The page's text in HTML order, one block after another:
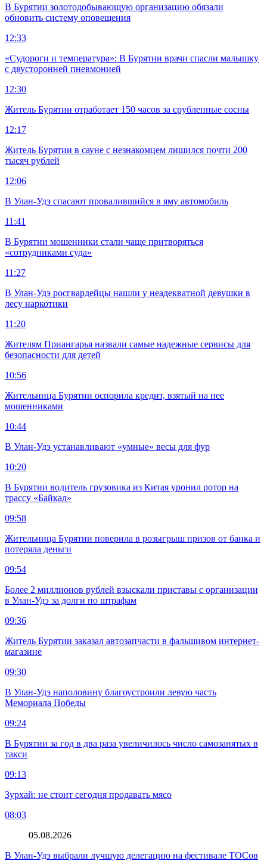
В Бурятии золотодобывающую организацию обязали
обновить систему оповещения
12:33
«Судороги и температура»: В Бурятии врачи спасли малышку
с двусторонней пневмонией
12:30
Житель Бурятии отработает 150 часов за срубленные сосны
12:17
Житель Бурятии в сауне с незнакомцем лишился почти 200
тысяч рублей
12:06
В Улан-Удэ спасают провалившийся в яму автомобиль
11:41
В Бурятии мошенники стали чаще притворяться
«сотрудниками суда»
11:27
В Улан-Удэ росгвардейцы нашли у неадекватной девушки в
лесу наркотики
11:20
Жителям Приангарья назвали самые надежные сервисы для
безопасности для детей
10:56
Жительница Бурятии оспорила кредит, взятый на нее
мошенниками
10:44
В Улан-Удэ устанавливают «умные» весы для фур
10:20
В Бурятии водитель грузовика из Китая уронил ротор на
трассу «Байкал»
09:58
Жительница Бурятии поверила в розыгрыш призов от банка и
потеряла деньги
09:54
Более 2 миллионов рублей взыскали приставы с организации
в Улан-Удэ за долги по штрафам
09:36
Житель Бурятии заказал автозапчасти в фальшивом интернет-
магазине
09:30
В Улан-Удэ наполовину благоустроили левую часть
Мемориала Победы
09:24
В Бурятии за год в два раза увеличилось число самозанятых в
такси
09:13
Зурхай: не стоит сегодня продавать мясо
08:03
05.08.2026
В Улан-Удэ выбрали лучшую делегацию на фестивале ТОСов